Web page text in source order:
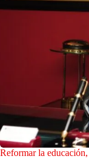
Reformar la